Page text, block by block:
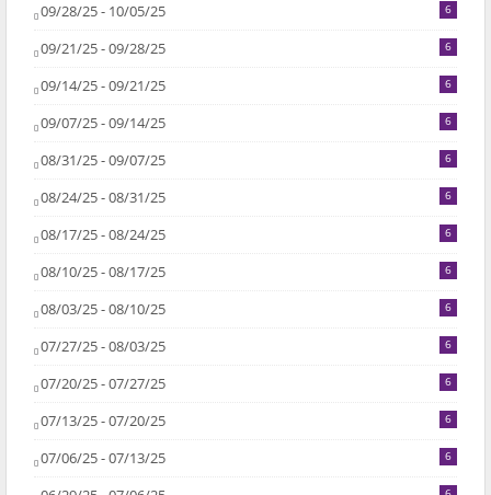
09/28/25 - 10/05/25 6
09/21/25 - 09/28/25 6
09/14/25 - 09/21/25 6
09/07/25 - 09/14/25 6
08/31/25 - 09/07/25 6
08/24/25 - 08/31/25 6
08/17/25 - 08/24/25 6
08/10/25 - 08/17/25 6
08/03/25 - 08/10/25 6
07/27/25 - 08/03/25 6
07/20/25 - 07/27/25 6
07/13/25 - 07/20/25 6
07/06/25 - 07/13/25 6